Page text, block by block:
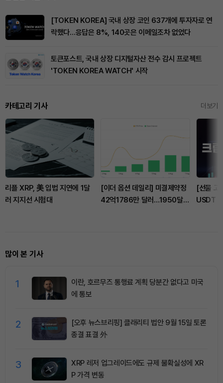
[TOKEN KOREA] 국내 상장 코인 637개에 투자자로 연
락했다…응답은 8%, 140곳은 이메일조차 없었다
토큰포스트, 국내 상장 디지털자산 전수 감시 프로젝트
'TOKEN KOREA WATCH' 시작
카테고리 기사 더보기
리플 XRP, 美 입법 지연에 1달
러 지지선 시험대
[이더 옵션 데일리] 미결제약정
42억1786만 달러…1950달러
[선물 고
USDT
많이 본 기사
1
이란, 호르무즈 통행료 계획 당분간 없다고 미국
에 통보
2
[오후 뉴스브리핑] 클래리티 법안 9월 15일 토론
종결 표결 外
3
XRP 레저 업그레이드에도 규제 불확실성에 XR
P 가격 변동